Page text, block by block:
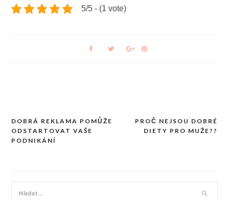
5/5 - (1 vote)
Navigace
pro
DOBRÁ REKLAMA POMŮŽE
ODSTARTOVAT VAŠE
PODNIKÁNÍ
PROČ NEJSOU DOBRÉ
DIETY PRO MUŽE??